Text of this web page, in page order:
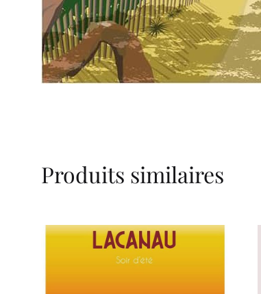
Produits similaires